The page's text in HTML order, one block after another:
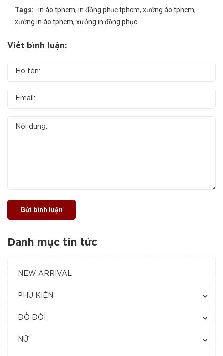
Tags: in áo tphcm, in đồng phục tphcm, xưởng áo tphcm,
xưởng in áo tphcm, xưởng in đồng phục
Viết bình luận:
Gửi bình luận
Danh mục tin tức
NEW ARRIVAL
PHỤ KIỆN
ĐỒ ĐÔI
NỮ